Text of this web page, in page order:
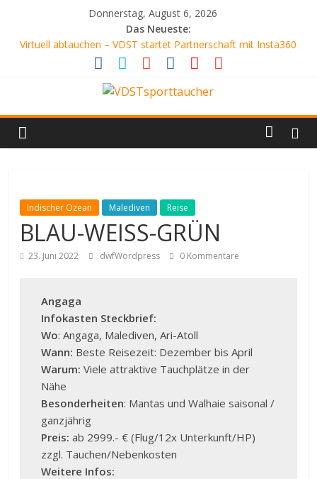
springen
Donnerstag, August 6, 2026
Das Neueste:
Virtuell abtauchen – VDST startet Partnerschaft mit Insta360
SCHLANGENGRUBE
ATEMLOS SCHÖN
VDSTsporttaucher
Dein
Indischer Ozean Malediven Reise
BLAU-WEISS-GRÜN
23. Juni 2022 dwfWordpress 0 Kommentare
Angaga
Infokasten Steckbrief:
Wo: Angaga, Malediven, Ari-Atoll
Wann: Beste Reisezeit: Dezember bis April
Warum: Viele attraktive Tauchplätze in der
Nähe
Besonderheiten: Mantas und Walhaie saisonal /
ganzjährig
Preis: ab 2999.- € (Flug/12x Unterkunft/HP)
zzgl. Tauchen/Nebenkosten
Weitere Infos: